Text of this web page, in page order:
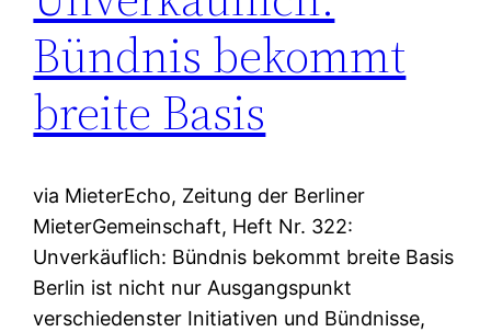
Bündnis bekommt
breite Basis
via MieterEcho, Zeitung der Berliner
MieterGemeinschaft, Heft Nr. 322:
Unverkäuflich: Bündnis bekommt breite Basis
Berlin ist nicht nur Ausgangspunkt
verschiedenster Initiativen und Bündnisse,